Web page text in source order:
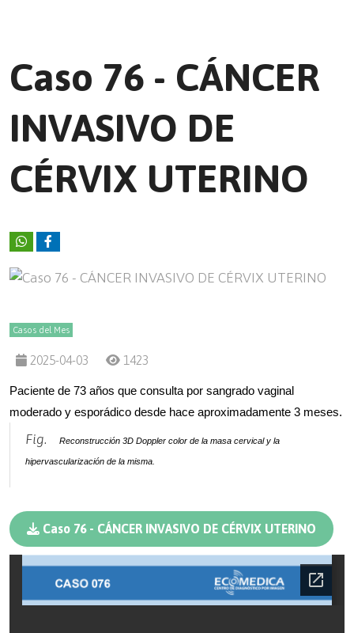
Caso 76 - CÁNCER
INVASIVO DE
CÉRVIX UTERINO
Casos del Mes
2025-04-03 1423
Paciente de 73 años que consulta por sangrado vaginal
moderado y esporádico desde hace aproximadamente 3 meses.
Fig. Reconstrucción 3D Doppler color de la masa cervical y la
hipervascularización de la misma.
Caso 76 - CÁNCER INVASIVO DE CÉRVIX UTERINO